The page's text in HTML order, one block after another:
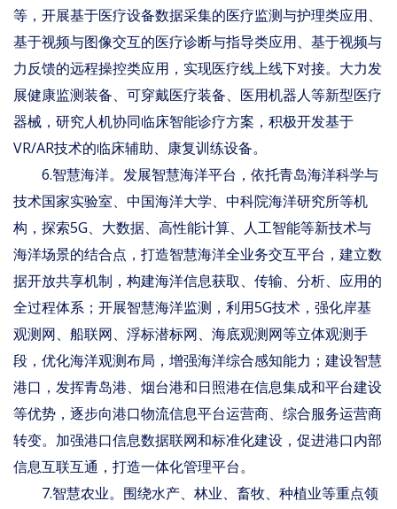
等，开展基于医疗设备数据采集的医疗监测与护理类应用、
基于视频与图像交互的医疗诊断与指导类应用、基于视频与
力反馈的远程操控类应用，实现医疗线上线下对接。大力发
展健康监测装备、可穿戴医疗装备、医用机器人等新型医疗
器械，研究人机协同临床智能诊疗方案，积极开发基于
VR/AR技术的临床辅助、康复训练设备。
6.智慧海洋。发展智慧海洋平台，依托青岛海洋科学与
技术国家实验室、中国海洋大学、中科院海洋研究所等机
构，探索5G、大数据、高性能计算、人工智能等新技术与
海洋场景的结合点，打造智慧海洋全业务交互平台，建立数
据开放共享机制，构建海洋信息获取、传输、分析、应用的
全过程体系；开展智慧海洋监测，利用5G技术，强化岸基
观测网、船联网、浮标潜标网、海底观测网等立体观测手
段，优化海洋观测布局，增强海洋综合感知能力；建设智慧
港口，发挥青岛港、烟台港和日照港在信息集成和平台建设
等优势，逐步向港口物流信息平台运营商、综合服务运营商
转变。加强港口信息数据联网和标准化建设，促进港口内部
信息互联互通，打造一体化管理平台。
7.智慧农业。围绕水产、林业、畜牧、种植业等重点领